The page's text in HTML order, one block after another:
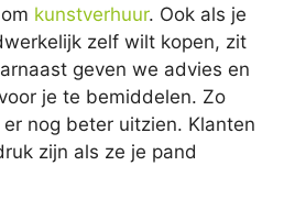
kunstverhuur. Ook als je
zelf wilt kopen, zit
geven we advies en
je te bemiddelen. Zo
nog beter uitzien. Klanten
zijn als ze je pand